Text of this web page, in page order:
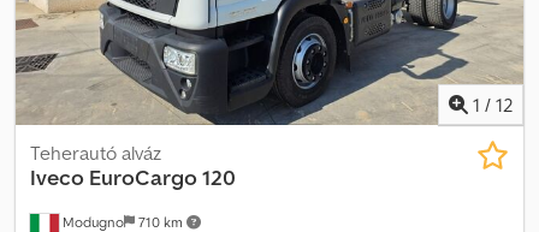
1 / 12
Modugno 710 km
Teherautó alváz
Iveco EuroCargo 120